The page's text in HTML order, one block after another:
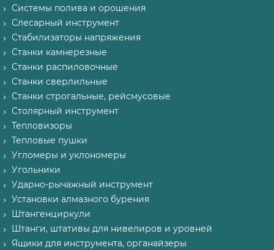
Системы полива и орошения
Слесарный инструмент
Стабилизаторы напряжения
Станки камнерезные
Станки распиловочные
Станки сверлильные
Станки строгальные, рейсмусовые
Столярный инструмент
Тепловизоры
Тепловые пушки
Угломеры и уклономеры
Угольники
Ударно-рычажный инструмент
Установки алмазного бурения
Штангенциркули
Штанги, штативы для нивелиров и уровней
Ящики для инструмента, органайзеры